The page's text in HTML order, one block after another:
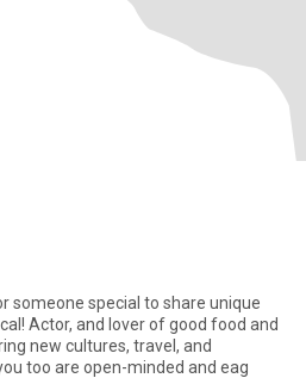
my horizons. If you too are open-minded and eag